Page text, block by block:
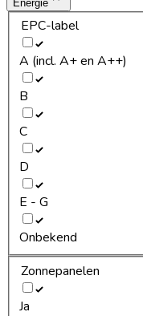
Energie
EPC-label
A (incl. A+ en A++)
B
C
D
E - G
Onbekend
Zonnepanelen
Ja